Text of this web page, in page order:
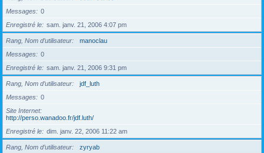
Messages
0
Enregistré le
sam. janv. 21, 2006 4:07 pm
Rang, Nom d’utilisateur
manoclau
Messages
0
Enregistré le
sam. janv. 21, 2006 9:31 pm
Rang, Nom d’utilisateur
jdf_luth
Messages
0
Site Internet
http://perso.wanadoo.fr/jdf.luth/
Enregistré le
dim. janv. 22, 2006 11:22 am
Rang, Nom d’utilisateur
zyryab